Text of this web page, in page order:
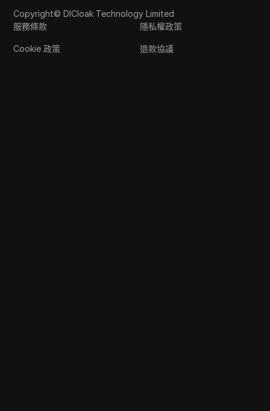
Copyright© DICloak Technology Limited
服務條款
隱私權政策
Cookie 政策 退款協議